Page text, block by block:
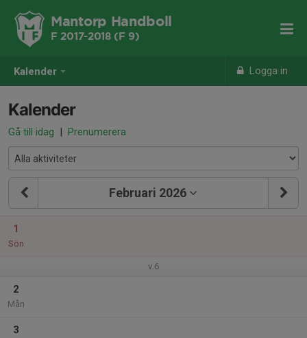
Kalender Logga in
Mantorp Handboll
F 2017-2018 (F 9)
Kalender
Gå till idag | Prenumerera
Februari 2026
1
Sön
v.6
2
Mån
3